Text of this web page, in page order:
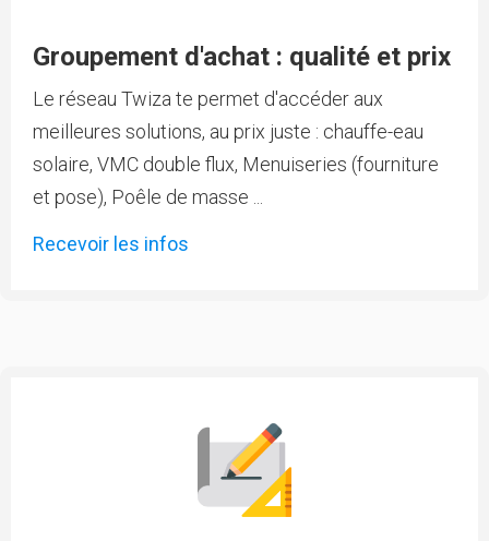
Groupement d'achat : qualité et prix
Le réseau Twiza te permet d'accéder aux
meilleures solutions, au prix juste : chauffe-eau
solaire, VMC double flux, Menuiseries (fourniture
et pose), Poêle de masse ...
Recevoir les infos